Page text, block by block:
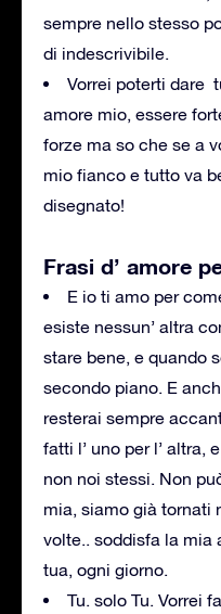
sempre nello stesso
di indescrivibile.
Vorrei poterti dare
amore mio, essere
forze ma so che se a
mio fianco e tutto va
disegnato!
Frasi d’ amore
E io ti amo per
esiste nessun’ altra
stare bene, e quando
secondo piano. E
resterai sempre
fatti l’ uno per l’ altra,
non noi stessi. Non
mia, siamo già tornati
volte.. soddisfa la mia
tua, ogni giorno.
Tu. solo Tu. Vorrei